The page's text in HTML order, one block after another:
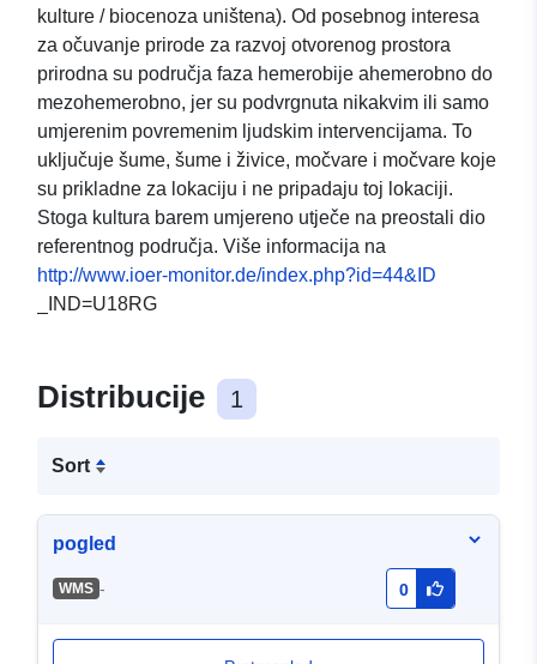
kulture / biocenoza uništena). Od posebnog interesa
za očuvanje prirode za razvoj otvorenog prostora
prirodna su područja faza hemerobije ahemerobno do
mezohemerobno, jer su podvrgnuta nikakvim ili samo
umjerenim povremenim ljudskim intervencijama. To
uključuje šume, šume i živice, močvare i močvare koje
su prikladne za lokaciju i ne pripadaju toj lokaciji.
Stoga kultura barem umjereno utječe na preostali dio
referentnog područja. Više informacija na
http://www.ioer-monitor.de/index.php?id=44&ID
_IND=U18RG
Distribucije 1
Sort
pogled
WMS - 0